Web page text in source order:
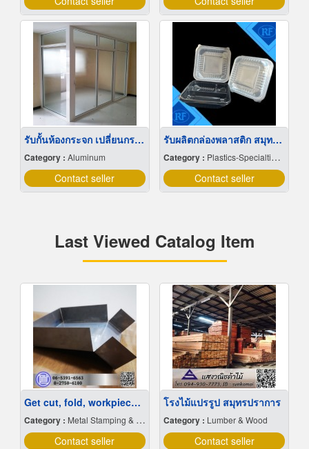
รับกั้นห้องกระจก เปลี่ยนกระจกแตก กรุงเทพ
Category : Aluminum
Contact seller
รับผลิตกล่องพลาสติก สมุทรสาคร
Category : Plastics-Specialties-Wholesales & Manufacturers
Contact seller
Last Viewed Catalog Item
Get cut, fold, workpiece according to the pattern.
Category : Metal Stamping & Cutting
Contact seller
โรงไม้แปรรูป สมุทรปราการ
Category : Lumber & Wood
Contact seller